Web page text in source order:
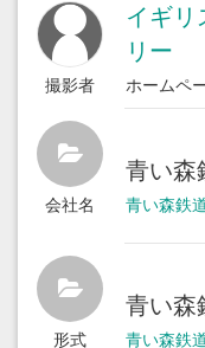
撮影者
イギリ
リー
ホームペ
会社名
青い森
青い森鉄
形式
青い森
青い森鉄